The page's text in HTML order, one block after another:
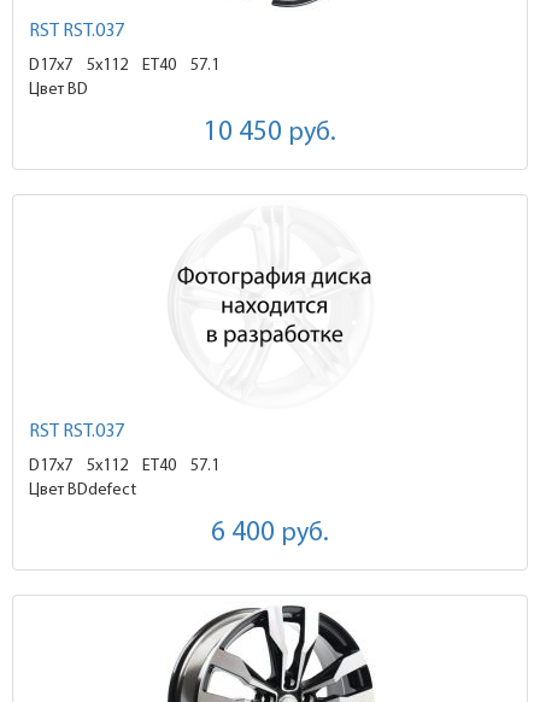
RST RST.037
D17x7 5x112 ET40
57.1
Цвет BD
10 450 руб.
RST RST.037
D17x7 5x112 ET40
57.1
Цвет BDdefect
6 400 руб.